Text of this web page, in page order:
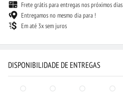
Frete grátis para entregas nos próximos dias
Entregamos no mesmo dia para !
Em até 3x sem juros
DISPONIBILIDADE DE ENTREGAS